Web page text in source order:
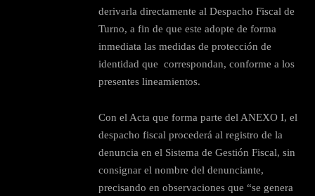
derivarla directamente al Despacho Fiscal de
Turno, a fin de que este adopte de forma
inmediata las medidas de protección de
identidad que correspondan, conforme a los
presentes lineamientos.
Con el Acta que forma parte del ANEXO I, el
despacho fiscal procederá al registro de la
denuncia en el Sistema de Gestión Fiscal, sin
consignar el nombre del denunciante,
precisando en observaciones que “se genera